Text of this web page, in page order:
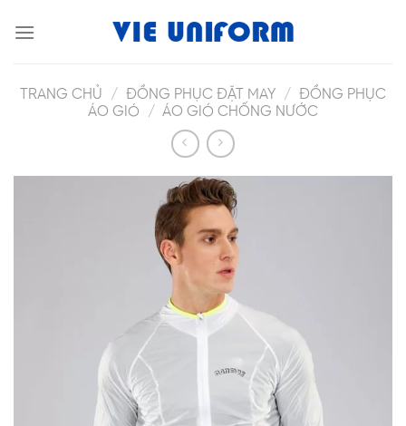
TRANG CHỦ / ĐỒNG PHỤC ĐẶT MAY / ĐỒNG PHỤC
ÁO GIÓ
/ ÁO GIÓ CHỐNG NƯỚC